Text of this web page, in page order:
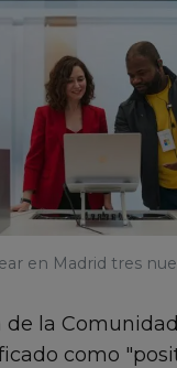
en Madrid tres
de la
como